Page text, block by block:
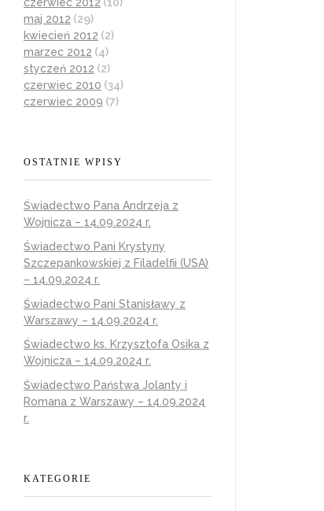
maj 2012 (29)
kwiecień 2012 (2)
marzec 2012 (4)
styczeń 2012 (2)
czerwiec 2010 (34)
czerwiec 2009 (7)
OSTATNIE WPISY
Świadectwo Pana Andrzeja z
Wojnicza – 14.09.2024 r.
Świadectwo Pani Krystyny
Szczepankowskiej z Filadelfii (USA)
– 14.09.2024 r.
Świadectwo Pani Stanisławy z
Warszawy – 14.09.2024 r.
Świadectwo ks. Krzysztofa Osika z
Wojnicza – 14.09.2024 r.
Świadectwo Państwa Jolanty i
Romana z Warszawy – 14.09.2024
r.
KATEGORIE